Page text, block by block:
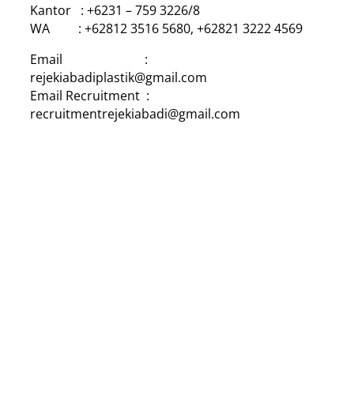
Kantor : +6231 – 759 3226/8
WA : +62812 3516 5680, +62821 3222 4569
Email :
rejekiabadiplastik@gmail.com
Email Recruitment :
recruitmentrejekiabadi@gmail.com